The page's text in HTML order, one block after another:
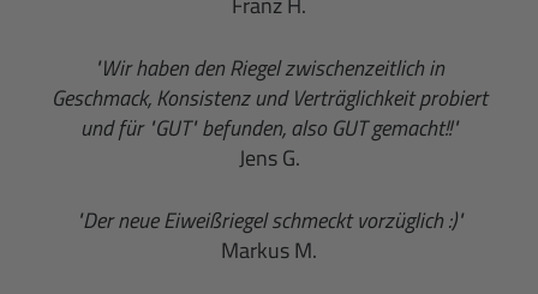
"Wir haben den Riegel zwischenzeitlich in
Geschmack, Konsistenz und Verträglichkeit probiert
und für "GUT" befunden, also GUT gemacht!!"
Jens G.
"Der neue Eiweißriegel schmeckt vorzüglich :)"
Markus M.